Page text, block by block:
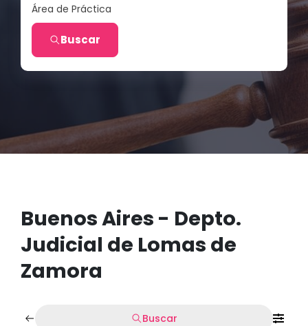
Área de Práctica
Buscar
Buenos Aires - Depto.
Judicial de Lomas de
Zamora
Buscar